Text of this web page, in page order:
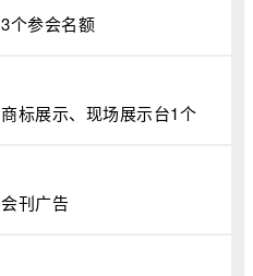
3个参会名额
商标展示、现场展示台1个
会刊广告